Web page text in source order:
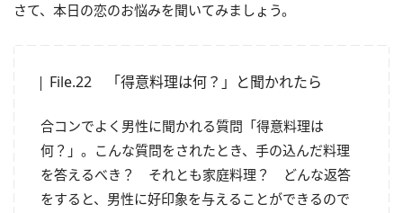
さて、本日の恋のお悩みを聞いてみましょう。
File.22 「得意料理は何？」と聞かれたら
合コンでよく男性に聞かれる質問「得意料理は
何？」。こんな質問をされたとき、手の込んだ料理
を答えるべき？ それとも家庭料理？ どんな返答
をすると、男性に好印象を与えることができるので